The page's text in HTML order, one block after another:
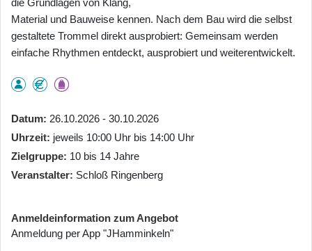
Material und Bauweise kennen. Nach dem Bau wird die selbst
gestaltete Trommel direkt ausprobiert: Gemeinsam werden
einfache Rhythmen entdeckt, ausprobiert und weiterentwickelt.
Datum 26.10.2026 - 30.10.2026
Uhrzeit jeweils 10:00 Uhr bis 14:00 Uhr
Zielgruppe 10 bis 14 Jahre
Veranstalter Schloß Ringenberg
Anmeldeinformation zum Angebot
Anmeldung per App "JHamminkeln"